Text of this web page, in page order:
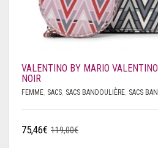
VALENTINO BY MARIO
NOIR
FEMME SACS SACS BANDOULIÈRE SACS
119,00€
75,46€